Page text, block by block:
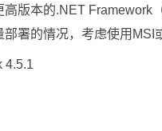
版本的.NET Framework
署的情况，考虑使用MSI